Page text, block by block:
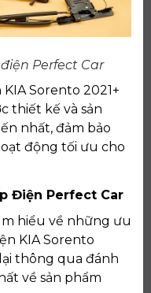
Perfect Car
Sorento 2021+
thiết kế và sản
nhất, đảm bảo
động tối ưu cho
Điện Perfect Car
hiểu về những ưu
KIA Sorento
thông qua đánh
về sản phẩm